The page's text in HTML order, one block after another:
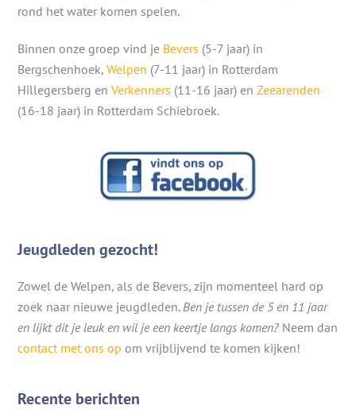
rond het water komen spelen.
Binnen onze groep vind je Bevers (5-7 jaar) in
Bergschenhoek,Welpen (7-11 jaar) in Rotterdam
Hillegersberg enVerkenners (11-16 jaar) enZeearenden
(16-18 jaar) in Rotterdam Schiebroek.
Jeugdleden gezocht!
Zowel de Welpen, als de Bevers, zijn momenteel hard op
zoek naar nieuwe jeugdleden. Ben je tussen de 5 en 11 jaar
en lijkt dit je leuk en wil je een keertje langs komen? Neem dan
contact met ons op om vrijblijvend te komen kijken!
Recente berichten